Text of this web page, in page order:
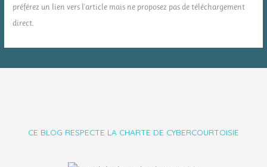
préférez un lien vers l'article mais ne proposez pas de téléchargement
direct.
CE BLOG RESPECTE LA CHARTE DE CYBERCOURTOISIE